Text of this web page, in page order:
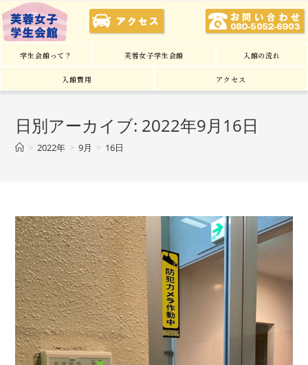
学生会館って？ 芙蓉女子学生会館 入館の流れ
入館費用 アクセス
日別アーカイブ: 2022年9月16日
> 2022年 > 9月 > 16日